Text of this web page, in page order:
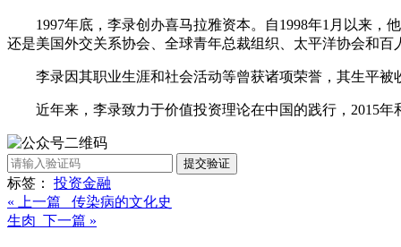
1997年底，李录创办喜马拉雅资本。自1998年1月以来，
还是美国外交关系协会、全球青年总裁组织、太平洋协会和百
李录因其职业生涯和社会活动等曾获诸项荣誉，其生平被
近年来，李录致力于价值投资理论在中国的践行，2015
提交验证
标签： 投资金融
« 上一篇 传染病的文化史
生肉 下一篇 »